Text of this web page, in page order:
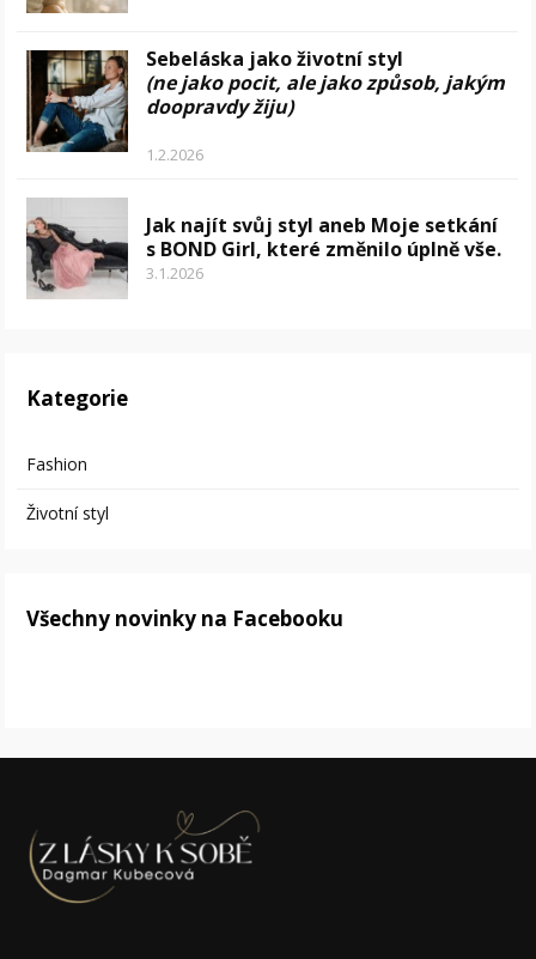
Sebeláska jako životní styl
(ne jako pocit, ale jako způsob, jakým
doopravdy žiju)
1.2.2026
Jak najít svůj styl aneb Moje setkání
s BOND Girl, které změnilo úplně vše.
3.1.2026
Kategorie
Fashion
Životní styl
Všechny novinky na Facebooku